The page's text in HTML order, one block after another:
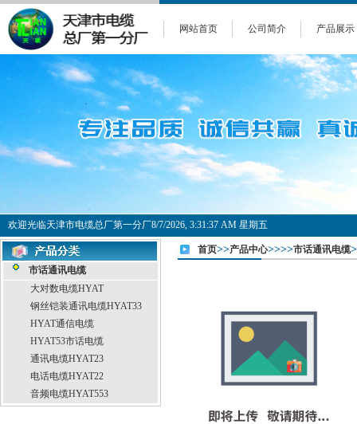
网站首页 公司简介 产品展示
欢迎光临天津市电缆总厂第一分厂8/7/2026, 3:31:37 AM 星期五
市话通讯电缆
大对数电缆HYAT
钢丝铠装通讯电缆HYAT33
HYAT通信电缆
HYAT53市话电缆
通讯电缆HYAT23
电话电缆HYAT22
音频电缆HYAT553
首页>>产品中心>>>>市话通讯电缆